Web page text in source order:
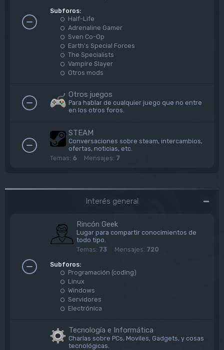
Subforos:
Half-Life
Adrenaline Gamer
Sven Co-Op
Earth's Special Forces
The Specialists
Vampire Slayer
Otros mods
Otros juegos
Para hablar de cualquier juego que no entre
en los otros foros.
STEAM
Conversaciones sobre steam, intercambios,
ofertas, noticias, etc.
Temas: 6 Mensajes: 7
Interés general
Rincón Geek
Lugar para compartir conocimientos de
todo tipo.
Temas: 73 Mensajes: 720
Subforos:
Programación (coding)
Linux
Windows
Servidores
Electrónica
Tecnología e Informática
Charlas sobre PCs, Moviles, Gadgets, y cosas
tecnológicas.